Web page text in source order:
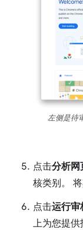
左侧是待
点击分析网
核类别。
点击运行审
上为您提供